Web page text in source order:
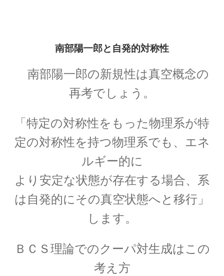
A・J・フレネル
や屈折を説明】
B・D・ジョゼフソン
【量子力学的効果をデバイスで具現化】
C・A・ドップラー
【ドップラー効果を定式化したオーストリア
南部陽一郎と自発的対称性
南部陽一郎の新規性は真空概念の
再考でしょう。
「特定の対称性をもった物理系が特
定の対称性を持つ物理系でも、エネ
ルギー的に
より安定な状態が存在する場合、系
は自発的にその真空状態へと移行」
します。
ＢＣＳ理論でのクーパ対生成はこの
考え方